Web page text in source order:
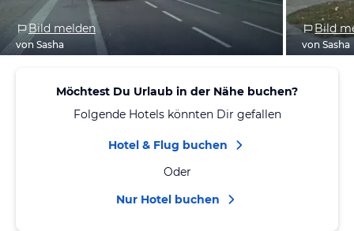
Bild melden
von Sasha
Bild
von Sasha
Möchtest Du Urlaub in der Nähe buchen?
Folgende Hotels könnten Dir gefallen
Hotel & Flug buchen
Oder
Nur Hotel buchen